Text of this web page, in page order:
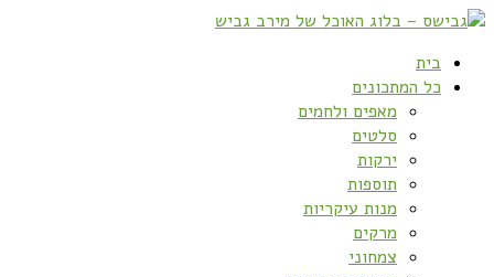
בית
כל המתכונים
מאפים ולחמים
סלטים
ירקות
תוספות
מנות עיקריות
מרקים
צמחוני